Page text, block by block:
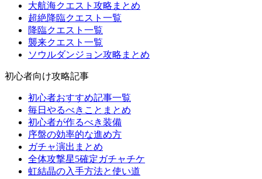
大航海クエスト攻略まとめ
超絶降臨クエスト一覧
降臨クエスト一覧
襲来クエスト一覧
ソウルダンジョン攻略まとめ
初心者向け攻略記事
初心者おすすめ記事一覧
毎日やるべきことまとめ
初心者が作るべき装備
序盤の効率的な進め方
ガチャ演出まとめ
全体攻撃星5確定ガチャチケ
虹結晶の入手方法と使い道